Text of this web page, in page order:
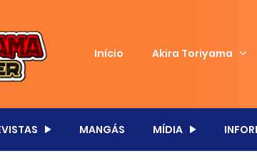
Início Akira Toriyama
MANGÁS MÍDIA